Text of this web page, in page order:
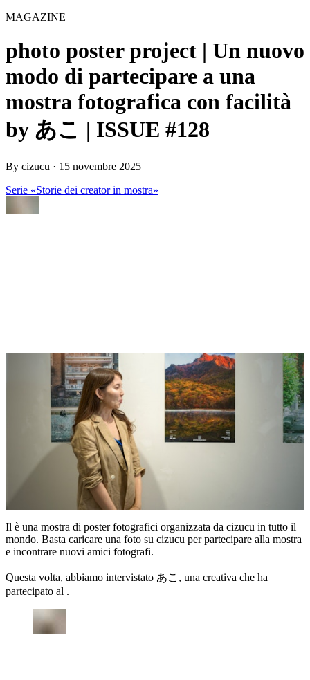
MAGAZINE
photo poster project | Un nuovo
modo di partecipare a una
mostra fotografica con facilità
by あこ | ISSUE #128
By cizucu · 15 novembre 2025
Serie «Storie dei creator in mostra»
Il è una mostra di poster fotografici organizzata da cizucu in tutto il
mondo. Basta caricare una foto su cizucu per partecipare alla mostra
e incontrare nuovi amici fotografi.
Questa volta, abbiamo intervistato あこ, una creativa che ha
partecipato al .